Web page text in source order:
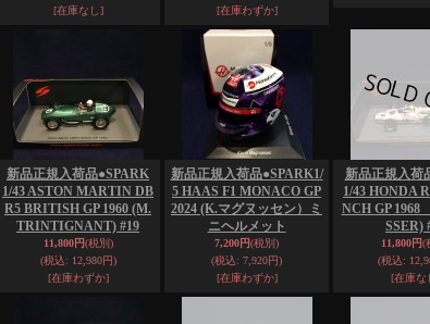
[在庫なし]
[在庫わずか]
新品正規入荷品●SPARK
1/43 ASTON MARTIN DB
R5 BRITISH GP 1960 (M.
TRINTIGNANT) #19
11,800円(税別)
(税込: 12,980円)
[在庫わずか]
新品正規入荷品●SPARK1/
5 HAAS F1 MONACO GP
2024 (K.マグヌッセン）ミ
ニヘルメット
7,200円(税別)
(税込: 7,920円)
[在庫わずか]
新品正規入荷
1/43 HONDA
NCH GP 1968
SSER)
11,800円(
(税込:
[在庫な